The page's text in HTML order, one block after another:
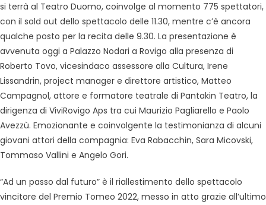
si terrà al Teatro Duomo, coinvolge al momento 775 spettatori,
con il sold out dello spettacolo delle 11.30, mentre c’è ancora
qualche posto per la recita delle 9.30. La presentazione è
avvenuta oggi a Palazzo Nodari a Rovigo alla presenza di
Roberto Tovo, vicesindaco assessore alla Cultura, Irene
Lissandrin, project manager e direttore artistico, Matteo
Campagnol, attore e formatore teatrale di Pantakin Teatro, la
dirigenza di ViviRovigo Aps tra cui Maurizio Pagliarello e Paolo
Avezzù. Emozionante e coinvolgente la testimonianza di alcuni
giovani attori della compagnia: Eva Rabacchin, Sara Micovski,
Tommaso Vallini e Angelo Gori.
“Ad un passo dal futuro” è il riallestimento dello spettacolo
vincitore del Premio Tomeo 2022, messo in atto grazie all’ultimo